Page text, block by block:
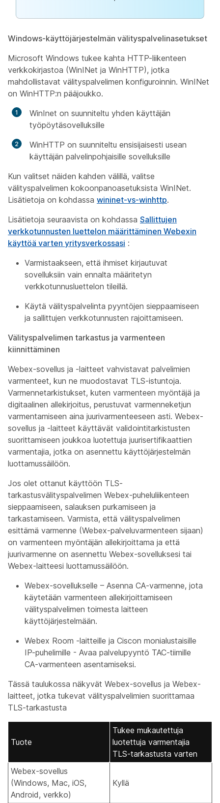
Windows-käyttöjärjestelmän välityspalvelinasetukset
Microsoft Windows tukee kahta HTTP-liikenteen
verkkokirjastoa (WinINet ja WinHTTP), jotka
mahdollistavat välityspalvelimen konfiguroinnin. WinINet
on WinHTTP:n pääjoukko.
WinInet on suunniteltu yhden käyttäjän
työpöytäsovelluksille
WinHTTP on suunniteltu ensisijaisesti usean
käyttäjän palvelinpohjaisille sovelluksille
Kun valitset näiden kahden välillä, valitse
välityspalvelimen kokoonpanoasetuksista WinINet.
Lisätietoja on kohdassa wininet-vs-winhttp.
Lisätietoja seuraavista on kohdassa Sallittujen
verkkotunnusten luettelon määrittäminen Webexin
käyttöä varten yritysverkossasi :
Varmistaakseen, että ihmiset kirjautuvat
sovelluksiin vain ennalta määritetyn
verkkotunnusluettelon tileillä.
Käytä välityspalvelinta pyyntöjen sieppaamiseen
ja sallittujen verkkotunnusten rajoittamiseen.
Välityspalvelimen tarkastus ja varmenteen
kiinnittäminen
Webex-sovellus ja -laitteet vahvistavat palvelimien
varmenteet, kun ne muodostavat TLS-istuntoja.
Varmennetarkistukset, kuten varmenteen myöntäjä ja
digitaalinen allekirjoitus, perustuvat varmenneketjun
varmentamiseen aina juurivarmenteeseen asti. Webex-
sovellus ja -laitteet käyttävät validointitarkistusten
suorittamiseen joukkoa luotettuja juurisertifikaattien
varmentajia, jotka on asennettu käyttöjärjestelmän
luottamussäilöön.
Jos olet ottanut käyttöön TLS-
tarkastusvälityspalvelimen Webex-puheluliikenteen
sieppaamiseen, salauksen purkamiseen ja
tarkastamiseen. Varmista, että välityspalvelimen
esittämä varmenne (Webex-palveluvarmenteen sijaan)
on varmenteen myöntäjän allekirjoittama ja että
juurivarmenne on asennettu Webex-sovelluksesi tai
Webex-laitteesi luottamussäilöön.
Webex-sovellukselle – Asenna CA-varmenne, jota
käytetään varmenteen allekirjoittamiseen
välityspalvelimen toimesta laitteen
käyttöjärjestelmään.
Webex Room -laitteille ja Ciscon monialustaisille
IP-puhelimille - Avaa palvelupyyntö TAC-tiimille
CA-varmenteen asentamiseksi.
Tässä taulukossa näkyvät Webex-sovellus ja Webex-
laitteet, jotka tukevat välityspalvelimien suorittamaa
TLS-tarkastusta
Tuote
Tukee mukautettuja
luotettuja varmentajia
TLS-tarkastusta varten
Webex-sovellus
(Windows, Mac, iOS,
Android, verkko)
Kyllä